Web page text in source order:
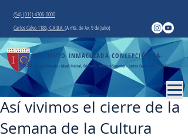
INSTITUTO INMACULADA CONCEPCIÓN (A-
183)
Colegio Privado - Nivel Inicial, Primario, Medio y Superior - Carlos Calvo 1186, CABA
(54) (011) 4306-0000
Carlos Calvo 1186, C.A.B.A.(A mts. de Av. 9 de Julio)
Así vivimos el cierre de la
Semana de la Cultura